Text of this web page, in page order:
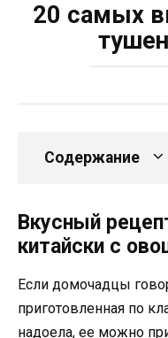
20 самых
Содержание
Вкусный
китайски с
Если домочадцы
приготовленная по
надоела, ее можно